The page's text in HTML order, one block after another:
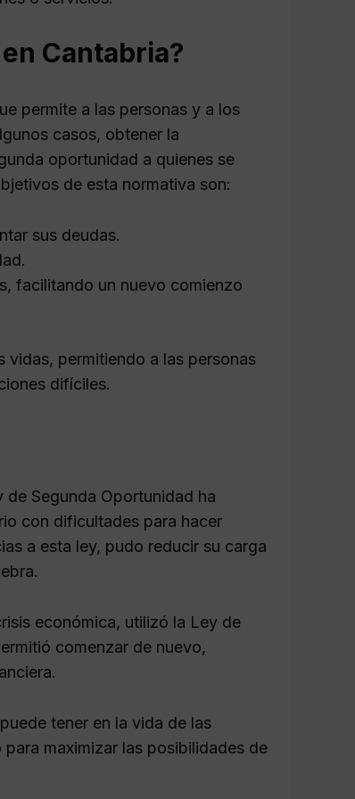
Cantabria?
permite a las personas y a los
casos, obtener la
oportunidad a quienes se
de esta normativa son:
sus deudas.
facilitando un nuevo comienzo
vidas, permitiendo a las personas
difíciles.
Segunda Oportunidad ha
con dificultades para hacer
a esta ley, pudo reducir su carga
económica, utilizó la Ley de
comenzar de nuevo,
tener en la vida de las
maximizar las posibilidades de